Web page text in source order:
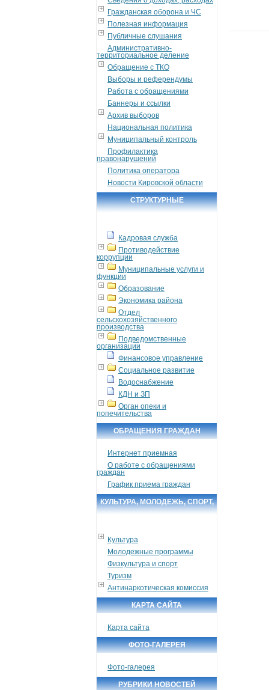
Гражданская оборона и ЧС
Полезная информация
Публичные слушания
Административно-
территориальное деление
Обращение с ТКО
Выборы и референдумы
Работа с обращениями
Баннеры и ссылки
Архив выборов
Национальная политика
Муниципальный контроль
Профилактика
правонарушений
Политика оператора
Новости Кировской области
СТРУКТУРНЫЕ
Кадровая служба
Противодействие
коррупции
Муниципальные услуги и
функции
Образование
Экономика района
Отдел
сельскохозяйственного
производства
Подведомственные
организации
Финансовое управление
Социальное развитие
Водоснабжение
КДН и ЗП
Орган опеки и
попечительства
ОБРАЩЕНИЯ ГРАЖДАН
Интернет приемная
О работе с обращениями
граждан
График приема граждан
КУЛЬТУРА, МОЛОДЕЖЬ, СПОРТ,
Культура
Молодежные программы
Физкультура и спорт
Туризм
Антинаркотическая комиссия
КАРТА САЙТА
Карта сайта
ФОТО-ГАЛЕРЕЯ
Фото-галерея
РУБРИКИ НОВОСТЕЙ